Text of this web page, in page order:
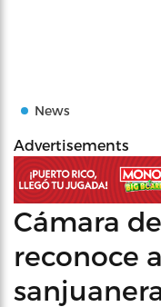
News
Advertisements
Cámara
reconoce